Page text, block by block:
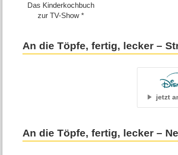
Das Kinderkochbuch
zur TV-Show
An die Töpfe, fertig, lecker –
jetzt
An die Töpfe, fertig, lecker –